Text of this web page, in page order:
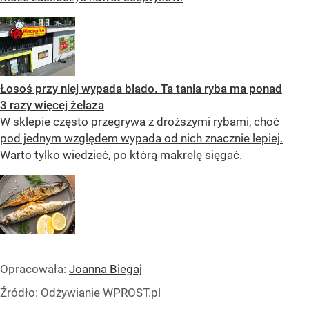
Łosoś przy niej wypada blado. Ta tania ryba ma ponad
3 razy więcej żelaza
W sklepie często przegrywa z droższymi rybami, choć
pod jednym względem wypada od nich znacznie lepiej.
Warto tylko wiedzieć, po którą makrelę sięgać.
Opracowała: Joanna Biegaj
Źródło: Odżywianie WPROST.pl